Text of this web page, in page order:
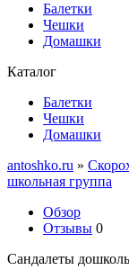
Балетки
Чешки
Домашки
Каталог
Балетки
Чешки
Домашки
antoshko.ru »
школьная группа
Обзор
Отзывы 0
Сандалеты